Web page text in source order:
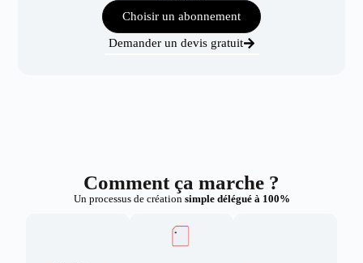
Choisir un abonnement
Demander un devis gratuit
Comment ça marche ?
Un processus de création simple délégué à 100%